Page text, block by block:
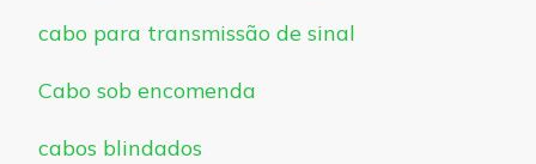
cabo para transmissão de sinal
Cabo sob encomenda
cabos blindados